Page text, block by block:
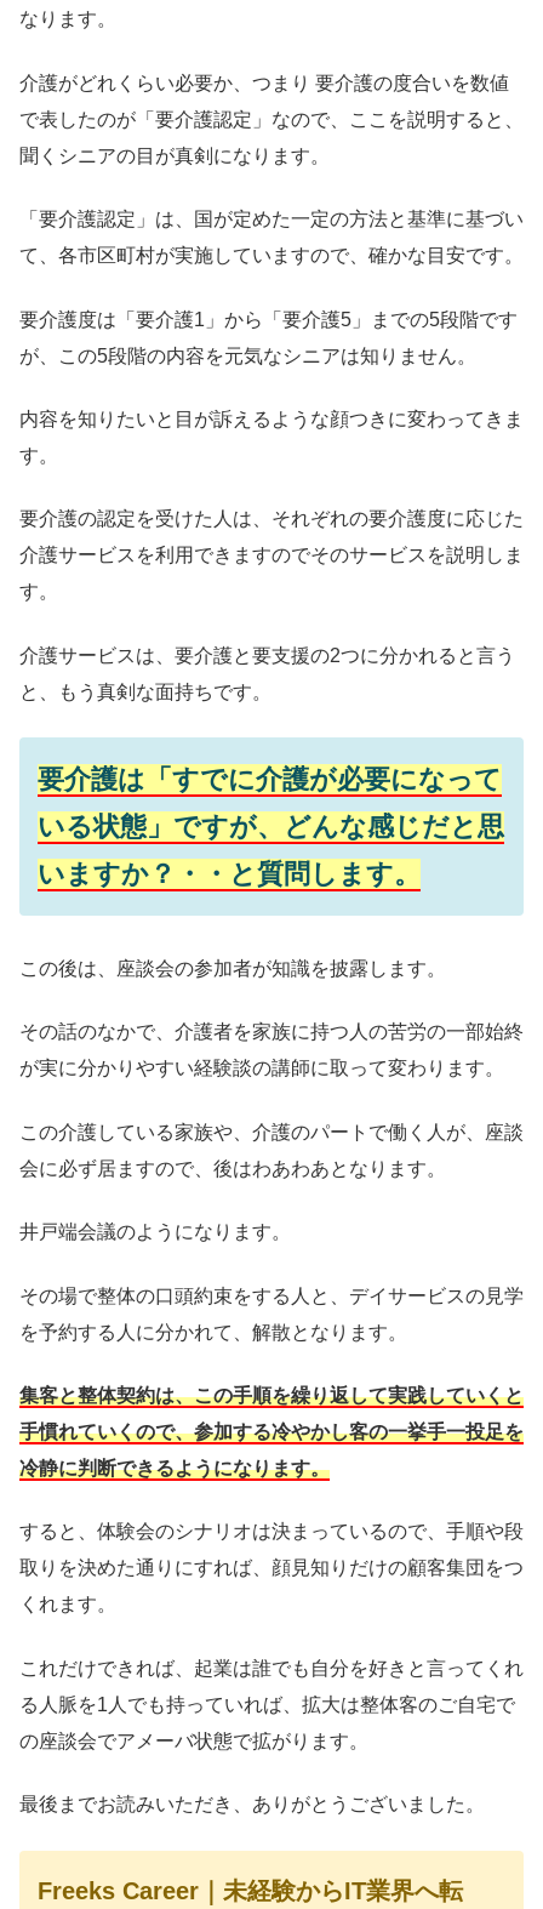
なります。
介護がどれくらい必要か、つまり 要介護の度合いを数値
で表したのが「要介護認定」なので、ここを説明すると、
聞くシニアの目が真剣になります。
「要介護認定」は、国が定めた一定の方法と基準に基づい
て、各市区町村が実施していますので、確かな目安です。
要介護度は「要介護1」から「要介護5」までの5段階です
が、この5段階の内容を元気なシニアは知りません。
内容を知りたいと目が訴えるような顔つきに変わってきま
す。
要介護の認定を受けた人は、それぞれの要介護度に応じた
介護サービスを利用できますのでそのサービスを説明しま
す。
介護サービスは、要介護と要支援の2つに分かれると言う
と、もう真剣な面持ちです。
要介護は「すでに介護が必要になって
いる状態」ですが、どんな感じだと思
いますか？・・と質問します。
この後は、座談会の参加者が知識を披露します。
その話のなかで、介護者を家族に持つ人の苦労の一部始終
が実に分かりやすい経験談の講師に取って変わります。
この介護している家族や、介護のパートで働く人が、座談
会に必ず居ますので、後はわあわあとなります。
井戸端会議のようになります。
その場で整体の口頭約束をする人と、デイサービスの見学
を予約する人に分かれて、解散となります。
集客と整体契約は、この手順を繰り返して実践していくと
手慣れていくので、参加する冷やかし客の一挙手一投足を
冷静に判断できるようになります。
すると、体験会のシナリオは決まっているので、手順や段
取りを決めた通りにすれば、顔見知りだけの顧客集団をつ
くれます。
これだけできれば、起業は誰でも自分を好きと言ってくれ
る人脈を1人でも持っていれば、拡大は整体客のご自宅で
の座談会でアメーバ状態で拡がります。
最後までお読みいただき、ありがとうございました。
Freeks Career｜未経験からIT業界へ転